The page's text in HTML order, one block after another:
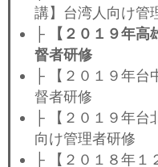
講】台湾人向け管
├
【２０１９年
督者研修
├ 【２０１９年台
督者研修
├ 【２０１９年台
向け管理者研修
├ 【２０１８年１